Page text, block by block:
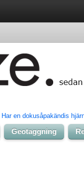
Har en dokusåpakändis
Geotaggning